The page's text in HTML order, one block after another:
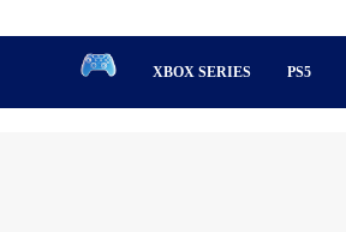
XBOX SERIES PS5